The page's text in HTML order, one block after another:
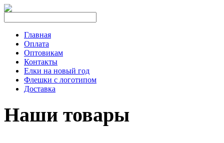
Главная
Оплата
Оптовикам
Контакты
Елки на новый год
Флешки с логотипом
Доставка
Наши товары